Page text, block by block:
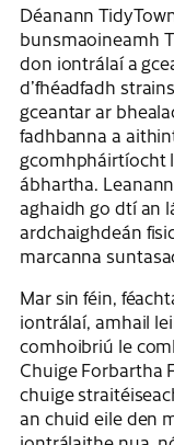
Déanann
bunsmaoineamh
don iontrálaí a
d’fhéadfadh
gceantar ar
fadhbanna a
gcomhpháirtíocht
ábhartha.
aghaidh go dtí an
ardchaighdeán
marcanna
Mar sin féin,
iontrálaí, amhail
comhoibriú le
Chuige Forbartha
chuige
an chuid eile den